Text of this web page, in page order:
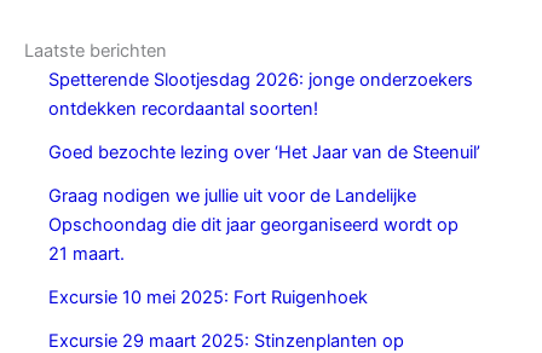
Laatste berichten
Spetterende Slootjesdag 2026: jonge onderzoekers
ontdekken recordaantal soorten!
Goed bezochte lezing over ‘Het Jaar van de Steenuil’
Graag nodigen we jullie uit voor de Landelijke
Opschoondag die dit jaar georganiseerd wordt op
21 maart.
Excursie 10 mei 2025: Fort Ruigenhoek
Excursie 29 maart 2025: Stinzenplanten op